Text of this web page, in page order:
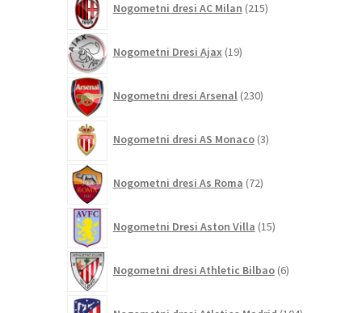
Nogometni dresi AC Milan 215izdelkov
Nogometni Dresi Ajax 19izdelkov
Nogometni dresi Arsenal 230izdelkov
Nogometni dresi AS Monaco 3izdelki
Nogometni dresi As Roma 72izdelkov
Nogometni Dresi Aston Villa 15izdelkov
Nogometni dresi Athletic Bilbao 6izdelkov